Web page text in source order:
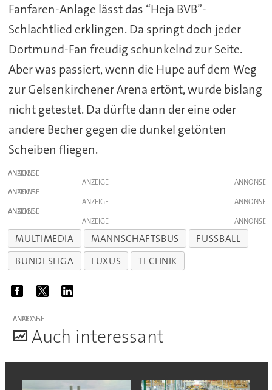
Fanfaren-Anlage lässt das “Heja BVB”-
Schlachtlied erklingen. Da springt doch jeder
Dortmund-Fan freudig schunkelnd zur Seite.
Aber was passiert, wenn die Hupe auf dem Weg
zur Gelsenkirchener Arena ertönt, wurde bislang
nicht getestet. Da dürfte dann der eine oder
andere Becher gegen die dunkel getönten
Scheiben fliegen.
ANZEIGE
ANZEIGE
ANZEIGE
ANZEIGE
ANZEIGE
ANZEIGE
MULTIMEDIA MANNSCHAFTSBUS
FUSSBALL
BUNDESLIGA
LUXUS TECHNIK
ANZEIGE
Auch interessant